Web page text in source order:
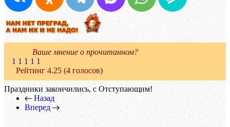
Ваше мнение о прочитанном?
1 1 1 1 1
Рейтинг 4.25 (4 голосов)
Праздники закончились, с Отступающим!
Назад
Вперед